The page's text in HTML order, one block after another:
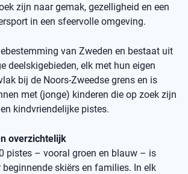
zijn naar gemak, gezelligheid en een
in een sfeervolle omgeving.
van Zweden en bestaat uit
deelskigebieden, elk met hun eigen
bij de Noors-Zweedse grens en is
met (jonge) kinderen die op zoek zijn
kindvriendelijke pistes.
overzichtelijk
pistes – vooral groen en blauw – is
skiërs en families. In elk